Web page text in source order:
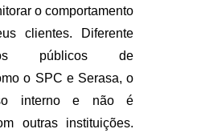
o comportamento
clientes. Diferente
públicos de
o SPC e Serasa, o
interno e não é
outras instituições.